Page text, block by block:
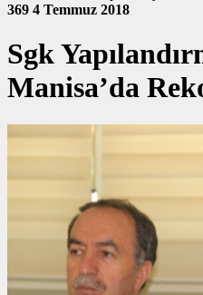
369 4 Temmuz 2018
Sgk
Manisa’da